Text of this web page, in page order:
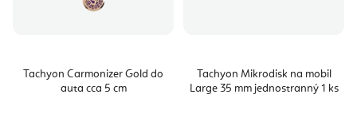
Tachyon Carmonizer Gold do
auta cca 5 cm
Tachyon Mikrodisk na mobil
Large 35 mm jednostranný 1 ks